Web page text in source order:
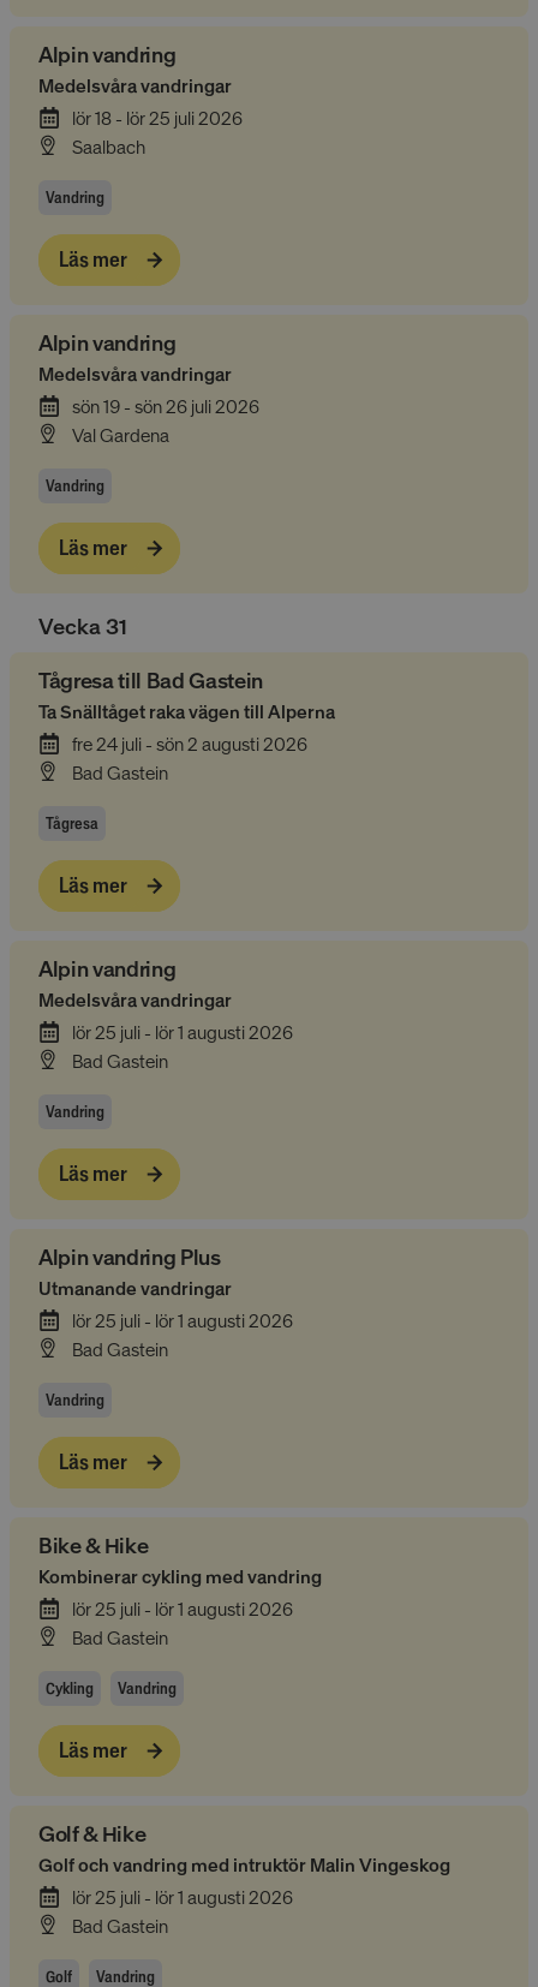
Alpin vandring
Medelsvåra vandringar
lör 18 - lör 25 juli 2026
Saalbach
Vandring
Läs mer
Alpin vandring
Medelsvåra vandringar
sön 19 - sön 26 juli 2026
Val Gardena
Vandring
Läs mer
Vecka31
Tågresa till Bad Gastein
Ta Snälltåget raka vägen till Alperna
fre 24 juli - sön 2 augusti 2026
Bad Gastein
Tågresa
Läs mer
Alpin vandring
Medelsvåra vandringar
lör 25 juli - lör 1 augusti 2026
Bad Gastein
Vandring
Läs mer
Alpin vandring Plus
Utmanande vandringar
lör 25 juli - lör 1 augusti 2026
Bad Gastein
Vandring
Läs mer
Bike & Hike
Kombinerar cykling med vandring
lör 25 juli - lör 1 augusti 2026
Bad Gastein
Cykling Vandring
Läs mer
Golf & Hike
Golf och vandring med intruktör Malin Vingeskog
lör 25 juli - lör 1 augusti 2026
Bad Gastein
Golf Vandring